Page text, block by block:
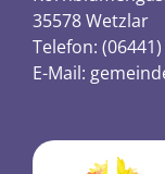
35578 Wetzlar
Telefon:
E-Mail: